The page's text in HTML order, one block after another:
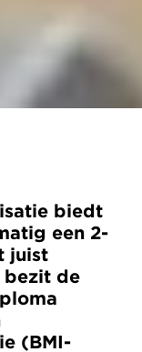
biedt
een 2-
juist
bezit de
(BMI-